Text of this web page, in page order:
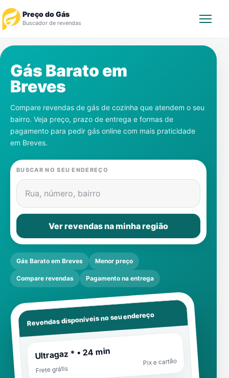
Preço do Gás
Buscador de revendas
Revendedor
Notícias
Cadastre-se
Gás
Contatos
Gás Barato em
Breves
Compare revendas de gás de cozinha que atendem o seu
bairro. Veja preço, prazo de entrega e formas de
pagamento para pedir gás online com mais praticidade
em Breves.
BUSCAR NO SEU ENDEREÇO
Rua, número, bairro
Ver revendas na minha região
Gás Barato em Breves Menor preço
Compare revendas Pagamento na entrega
Revendas disponíveis no seu endereço
Ultragaz * • 24 min
Frete grátis
Pix e cartão